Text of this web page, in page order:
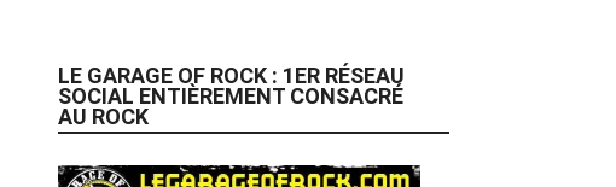
LE GARAGE OF ROCK : 1ER RÉSEAU
SOCIAL ENTIÈREMENT CONSACRÉ
AU ROCK